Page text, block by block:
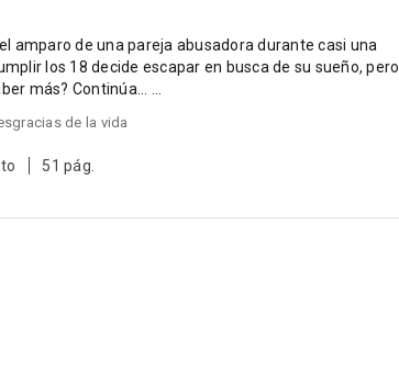
amparo de una pareja abusadora durante casi una
los 18 decide escapar en busca de su sueño, pero
consigue algo más que eso. ¿Quieres saber más? Continúa... ...
de la vida
51 pág.